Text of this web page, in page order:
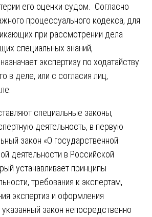
его оценки судом. Согласно
процессуального кодекса, для
при рассмотрении дела
специальных знаний,
экспертизу по ходатайству
в деле, или с согласия лиц,
специальные законы,
деятельность, в первую
закон «О государственной
деятельности в Российской
устанавливает принципы
требования к экспертам,
экспертиз и оформления
закон непосредственно